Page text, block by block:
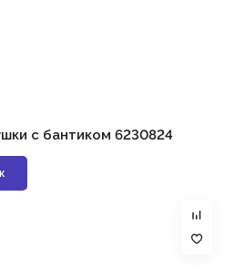
с бантиком 6230824